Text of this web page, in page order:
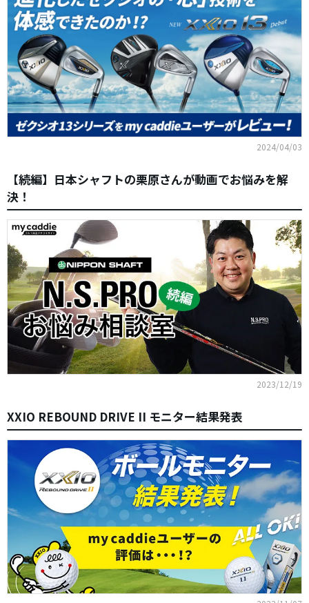
2024/04/03
【続編】日本シャフトの栗原さんが動画でお悩みを解
決！
2023/12/19
XXIO REBOUND DRIVE II モニター結果発表